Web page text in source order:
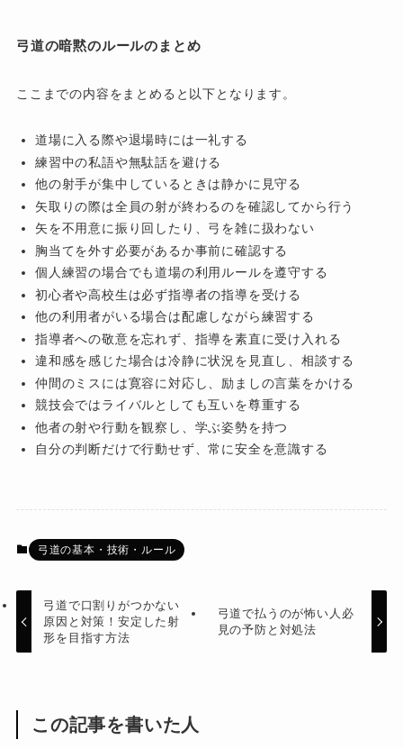
弓道の暗黙のルールのまとめ
ここまでの内容をまとめると以下となります。
道場に入る際や退場時には一礼する
練習中の私語や無駄話を避ける
他の射手が集中しているときは静かに見守る
矢取りの際は全員の射が終わるのを確認してから行う
矢を不用意に振り回したり、弓を雑に扱わない
胸当てを外す必要があるか事前に確認する
個人練習の場合でも道場の利用ルールを遵守する
初心者や高校生は必ず指導者の指導を受ける
他の利用者がいる場合は配慮しながら練習する
指導者への敬意を忘れず、指導を素直に受け入れる
違和感を感じた場合は冷静に状況を見直し、相談する
仲間のミスには寛容に対応し、励ましの言葉をかける
競技会ではライバルとしても互いを尊重する
他者の射や行動を観察し、学ぶ姿勢を持つ
自分の判断だけで行動せず、常に安全を意識する
弓道の基本・技術・ルール
弓道で口割りがつかない
原因と対策！安定した射
形を目指す方法
弓道で払うのが怖い人必
見の予防と対処法
この記事を書いた人